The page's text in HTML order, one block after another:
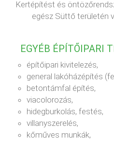
Kertépítést és
egész Süttő területén
EGYÉB ÉPÍTŐIPARI
építőipari kivitelezés,
general lakóházépítés
betontámfal építés,
viacolorozás,
hidegburkolás, festés,
villanyszerelés,
kőműves munkák,